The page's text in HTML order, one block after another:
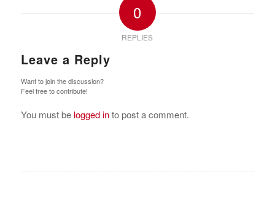
0
REPLIES
Leave a Reply
Want to join the discussion?
Feel free to contribute!
You must be logged into post a comment.